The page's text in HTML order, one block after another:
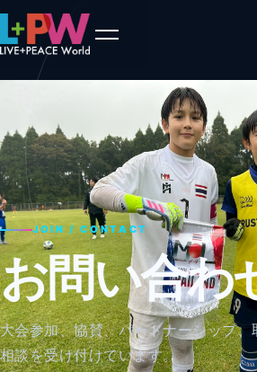
JOIN / CONTACT
お問い合わ
大会参加、協賛、パートナーシップ
相談を受け付けています。